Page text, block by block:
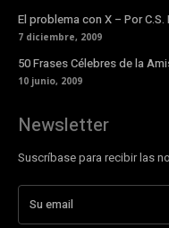
El problema con X – Por C.S.
7 diciembre, 2009
50 Frases Célebres de la
10 junio, 2009
Newsletter
Suscríbase para recibir las